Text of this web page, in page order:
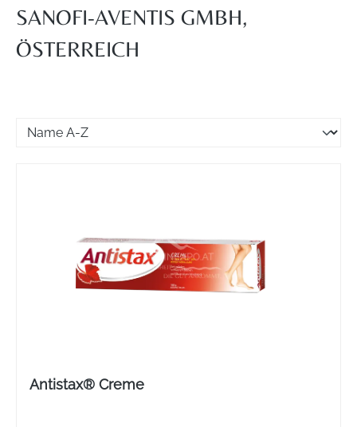
SANOFI-AVENTIS GMBH,
ÖSTERREICH
Antistax® Creme